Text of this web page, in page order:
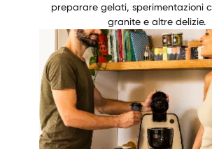
preparare gelati, sperimentazioni
granite e altre delizie.